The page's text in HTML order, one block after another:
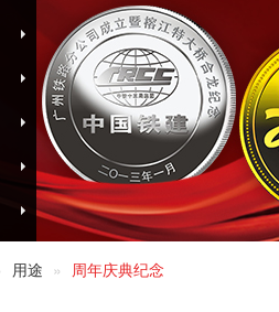
用途 周年庆典纪念